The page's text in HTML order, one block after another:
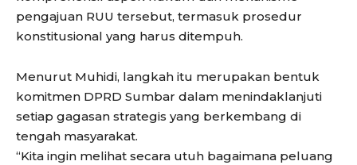
pengajuan RUU tersebut, termasuk prosedur
konstitusional yang harus ditempuh.
Menurut Muhidi, langkah itu merupakan bentuk
komitmen DPRD Sumbar dalam menindaklanjuti
setiap gagasan strategis yang berkembang di
tengah masyarakat.
“Kita ingin melihat secara utuh bagaimana peluang